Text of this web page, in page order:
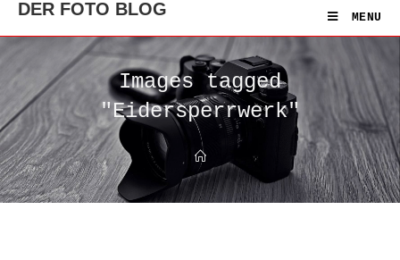
DER FOTO BLOG MENU
Images tagged
"Eidersperrwerk"